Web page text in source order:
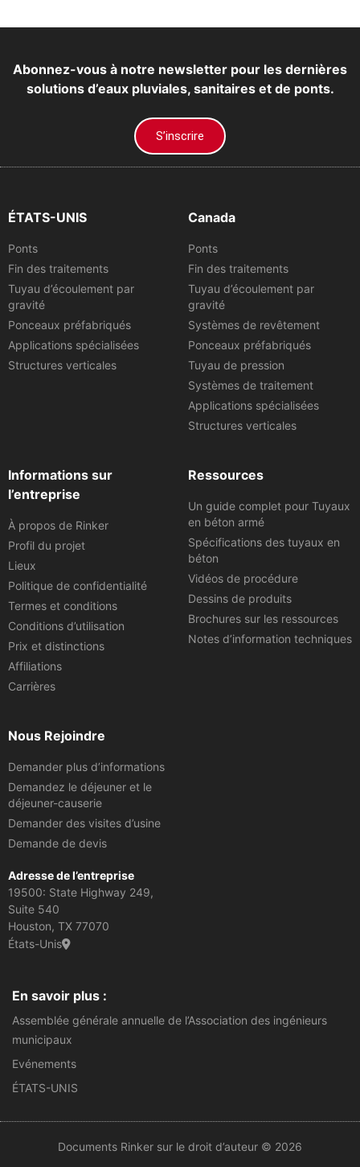
Abonnez-vous à notre newsletter pour les dernières
solutions d’eaux pluviales, sanitaires et de ponts.
S’inscrire
ÉTATS-UNIS
Ponts
Fin des traitements
Tuyau d’écoulement par
gravité
Ponceaux préfabriqués
Applications spécialisées
Structures verticales
Canada
Ponts
Fin des traitements
Tuyau d’écoulement par
gravité
Systèmes de revêtement
Ponceaux préfabriqués
Tuyau de pression
Systèmes de traitement
Applications spécialisées
Structures verticales
Informations sur
l’entreprise
À propos de Rinker
Profil du projet
Lieux
Politique de confidentialité
Termes et conditions
Conditions d’utilisation
Prix et distinctions
Affiliations
Carrières
Ressources
Un guide complet pour Tuyaux
en béton armé
Spécifications des tuyaux en
béton
Vidéos de procédure
Dessins de produits
Brochures sur les ressources
Notes d’information techniques
Nous Rejoindre
Demander plus d’informations
Demandez le déjeuner et le
déjeuner-causerie
Demander des visites d’usine
Demande de devis
Adresse de l’entreprise
19500: State Highway 249,
Suite 540
Houston, TX 77070
États-Unis
En savoir plus :
Assemblée générale annuelle de l’Association des ingénieurs
municipaux
Evénements
ÉTATS-UNIS
Documents Rinker sur le droit d’auteur © 2026